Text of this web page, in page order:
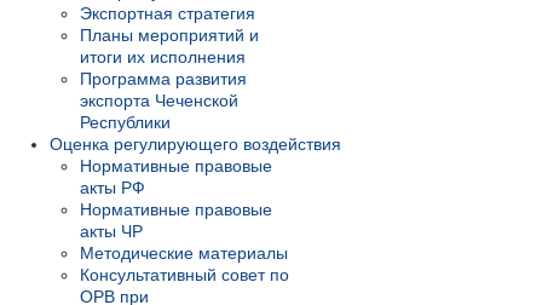
Экспортная стратегия
Планы мероприятий и
итоги их исполнения
Программа развития
экспорта Чеченской
Республики
Оценка регулирующего воздействия
Нормативные правовые
акты РФ
Нормативные правовые
акты ЧР
Методические материалы
Консультативный совет по
ОРВ при